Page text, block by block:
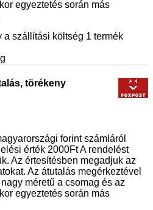
egyeztetés során más
a szállítási költség 1 termék
törékeny
forint számláról
érték 2000Ft A rendelést
Az értesítésben megadjuk az
Az átutalás megérkeztével
méretű a csomag és az
egyeztetés során más